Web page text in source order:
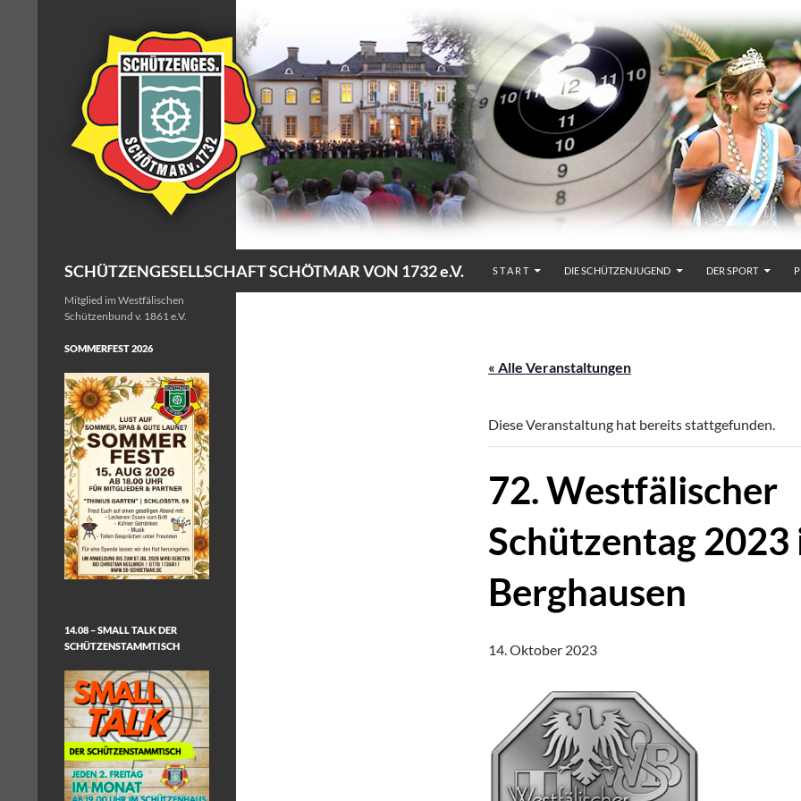
SCHÜTZENGESELLSCHAFT SCHÖTMAR VON 1732 e.V. S T A R T DIE SCHÜTZENJUGEND DER SPORT
« Alle Veranstaltungen
Diese Veranstaltung hat bereits stattgefunden.
72. Westfälischer
Schützentag 2023
Berghausen
14. Oktober 2023
Mitglied im Westfälischen
Schützenbund v. 1861 e.V.
SOMMERFEST 2026
14.08 – SMALL TALK DER
SCHÜTZENSTAMMTISCH